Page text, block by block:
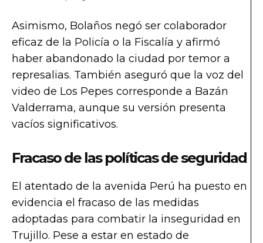
Asimismo, Bolaños negó ser colaborador
eficaz de la Policía o la Fiscalía y afirmó
haber abandonado la ciudad por temor a
represalias. También aseguró que la voz del
video de Los Pepes corresponde a Bazán
Valderrama, aunque su versión presenta
vacíos significativos.
Fracaso de las políticas de seguridad
El atentado de la avenida Perú ha puesto en
evidencia el fracaso de las medidas
adoptadas para combatir la inseguridad en
Trujillo. Pese a estar en estado de